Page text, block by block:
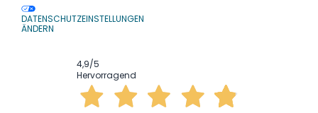
DATENSCHUTZEINSTELLUNGEN
ÄNDERN
4,9/5
Hervorragend